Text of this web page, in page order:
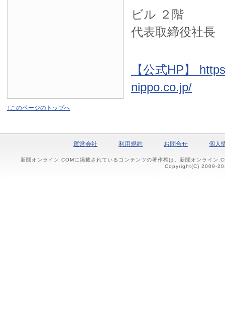
ビル ２階
代表取締役社
【公式HP】
nippo.co.jp/
↑このページのトップへ
運営会社 利用規約 お問合せ 個人
新聞オンライン.COMに掲載されているコンテンツの著作権は、新聞オンライン
Copyright(C) 2009-